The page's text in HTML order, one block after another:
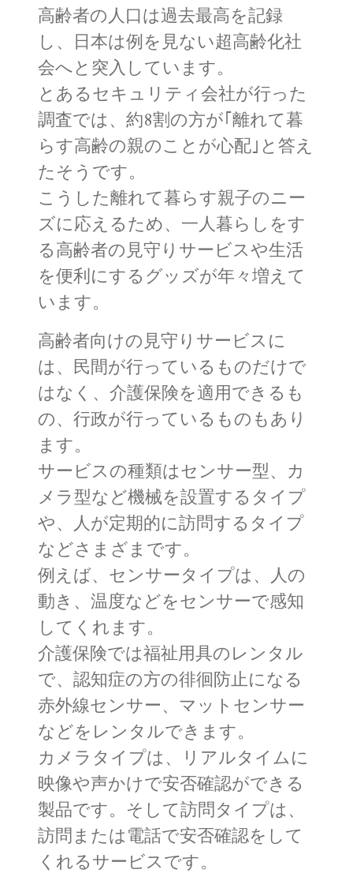
高齢者の人口は過去最高を記録
し、日本は例を見ない超高齢化社
会へと突入しています。
とあるセキュリティ会社が行った
調査では、約8割の方が｢離れて暮
らす高齢の親のことが心配｣と答え
たそうです。
こうした離れて暮らす親子のニー
ズに応えるため、一人暮らしをす
る高齢者の見守りサービスや生活
を便利にするグッズが年々増えて
います。
高齢者向けの見守りサービスに
は、民間が行っているものだけで
はなく、介護保険を適用できるも
の、行政が行っているものもあり
ます。
サービスの種類はセンサー型、カ
メラ型など機械を設置するタイプ
や、人が定期的に訪問するタイプ
などさまざまです。
例えば、センサータイプは、人の
動き、温度などをセンサーで感知
してくれます。
介護保険では福祉用具のレンタル
で、認知症の方の徘徊防止になる
赤外線センサー、マットセンサー
などをレンタルできます。
カメラタイプは、リアルタイムに
映像や声かけで安否確認ができる
製品です。そして訪問タイプは、
訪問または電話で安否確認をして
くれるサービスです。